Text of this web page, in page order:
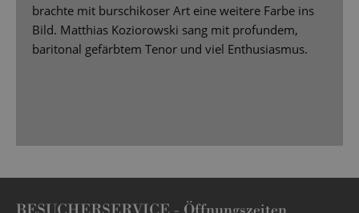
brachte mit burschikoser Art eine weitere Farbe ins
Bild. Matthias Koziorowski sang mit profundem,
baritonal gefärbtem Tenor und viel Enthusiasmus.
BESUCHERSERVICE - Öffnungszeiten